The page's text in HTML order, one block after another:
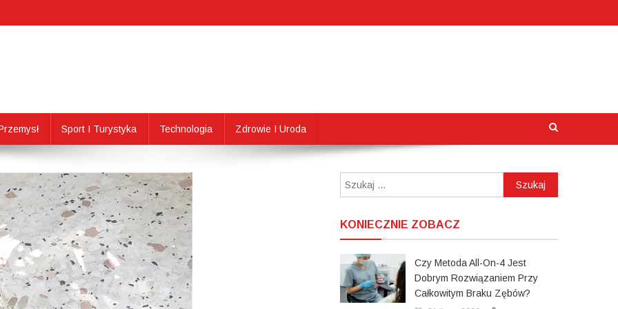
Sport I Turystyka Technologia Zdrowie I Uroda
Szukaj:
KONIECZNIE ZOBACZ
Czy Metoda All-On-4 Jest
Dobrym Rozwiązaniem Przy
Całkowitym Braku Zębów?